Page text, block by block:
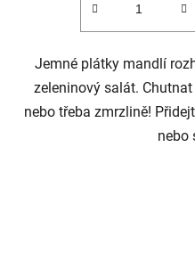
Jemné plátky mandlí
zeleninový salát.
nebo třeba zmrzlině!
nebo